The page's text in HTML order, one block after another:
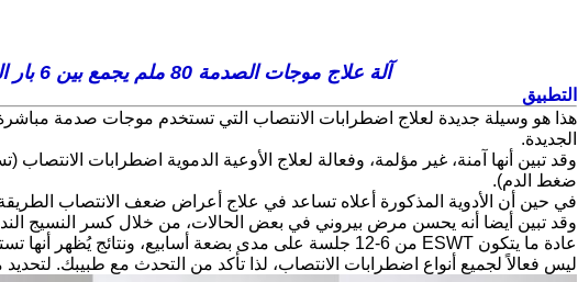
آلة علاج موجات الصدمة 80 ملم يجمع بين 6 بار الموجات فوق الصوتية لجهاز التخفيف
التطبيق
هذا هو وسيلة جديدة لعلاج اضطرابات الانتصاب التي تستخدم موجات صدمة مباشرة
الجديدة.
وقد تبين أنها آمنة، غير مؤلمة، وفعالة لعلاج الأوعية الدموية اضطرابات الانتصاب
ضغط الدم).
في حين أن الأدوية المذكورة أعلاه تساعد في علاج أعراض ضعف الانتصاب
وقد تبين أيضا أنه يحسن مرض بيروني في بعض الحالات، من خلال كسر
النسيج
عادة ما يتكون ESWT من 6-12 جلسة على مدى بضعة أسابيع، ونتائج
يُظهر أنها
ليس فعالاً لجميع أنواع اضطرابات الانتصاب، لذا تأكد من التحدث مع طبيبك.